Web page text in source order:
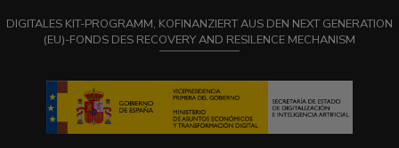
DIGITALES KIT-PROGRAMM, KOFINANZIERT AUS DEN NEXT GENERATION
(EU)-FONDS DES RECOVERY AND RESILENCE MECHANISM